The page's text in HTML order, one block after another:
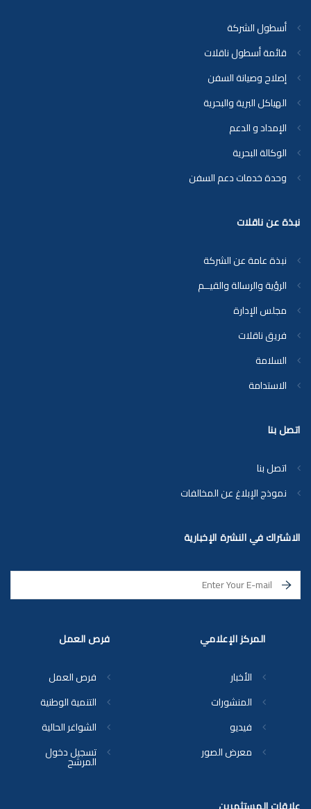
اتصل بنا
اتصل بنا
نموذج الإبلاغ عن المخالفات
الاشتراك في النشرة الإخبارية
فرص العمل
فرص العمل
التنمية الوطنية
الشواغر الحالية
تسجيل دخول
المرشح
المركز الإعلامي
الأخبار
المنشورات
فيديو
معرض الصور
أسطول الشركة
قائمة أسطول ناقلات
إصلاح وصيانة السفن
الهياكل البرية والبحرية
الإمداد و الدعم
الوكالة البحرية
وحدة خدمات دعم السفن
نبذة عن ناقلات
نبذة عامة عن الشركة
الرؤية والرسالة والقيــم
مجلس الإدارة
فريق ناقلات
السلامة
الاستدامة